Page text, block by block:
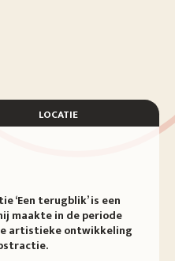
locatie
‘Een terugblik’ is een
maakte in de periode
artistieke ontwikkeling